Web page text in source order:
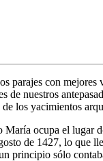
parajes con
de nuestros
los yacimientos
ocupa el lugar
de 1427, lo que
principio sólo